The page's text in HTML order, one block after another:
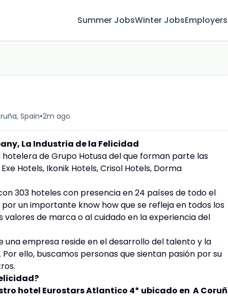
Summer JobsWinter JobsEmployers
Spain•2m ago
La Industria de la Felicidad
de Grupo Hotusa del que forman parte las
Hotels, Ikonik Hotels, Crisol Hotels, Dorma
303 hoteles con presencia en 24 países de todo el
un importante know how que se refleja en todos los
de marca o al cuidado en la experiencia del
una empresa reside en el desarrollo del talento y la
ello, buscamos personas que sientan pasión por su
hotel Eurostars Atlantico 4* ubicado en A